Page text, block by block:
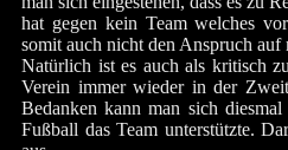
hat gegen kein Team welches
somit auch nicht den Anspruch auf
Natürlich ist es auch als kritisch
Verein immer wieder in der
Bedanken kann man sich
Fußball das Team unterstützte.